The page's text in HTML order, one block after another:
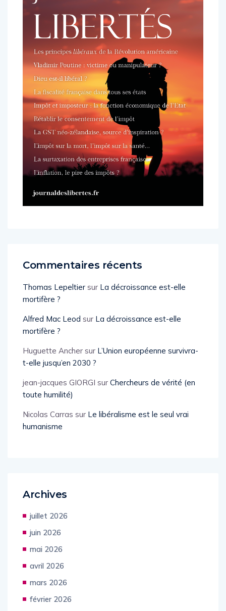
Commentaires récents
Thomas Lepeltier sur La décroissance est-elle
mortifère ?
Alfred Mac Leod sur La décroissance est-elle
mortifère ?
Huguette Ancher sur L’Union européenne survivra-
t-elle jusqu’en 2030 ?
jean-jacques GIORGI sur Chercheurs de vérité (en
toute humilité)
Nicolas Carras sur Le libéralisme est le seul vrai
humanisme
Archives
juillet 2026
juin 2026
mai 2026
avril 2026
mars 2026
février 2026